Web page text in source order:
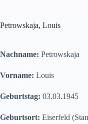
Petrowskaja, Louis
Nachname: Petrowskaja
Vorname: Louis
Geburtstag: 03.03.1945
Geburtsort: Eiserfeld